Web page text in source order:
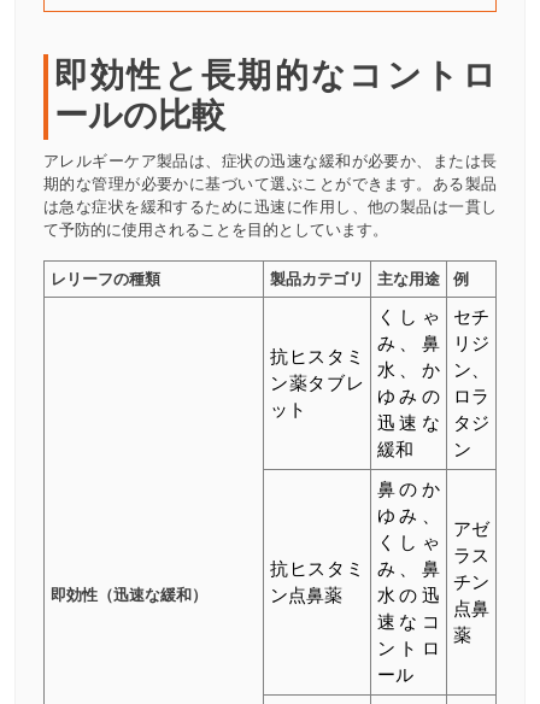
即効性と長期的なコントロ
ールの比較
アレルギーケア製品は、症状の迅速な緩和が必要か、または長
期的な管理が必要かに基づいて選ぶことができます。ある製品
は急な症状を緩和するために迅速に作用し、他の製品は一貫し
て予防的に使用されることを目的としています。
レリーフの種類 製品カテゴリ 主な用途 例
即効性（迅速な緩和）
抗ヒスタミ
ン薬タブレ
ット
くしゃ
み、鼻
水、か
ゆみの
迅速な
緩和
セチ
リジ
ン、
ロラ
タジ
ン
抗ヒスタミ
ン点鼻薬
鼻のか
ゆみ、
くしゃ
み、鼻
水の迅
速なコ
ントロ
ール
アゼ
ラス
チン
点鼻
薬